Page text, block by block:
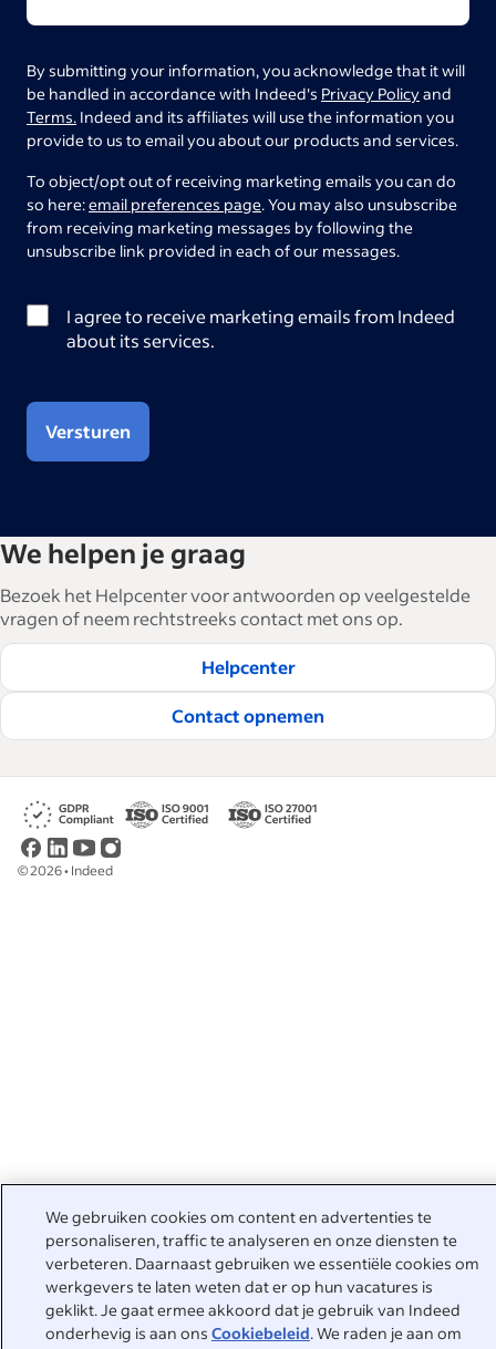
We gebruiken cookies om content en advertenties te
personaliseren, traffic te analyseren en onze diensten te
verbeteren. Daarnaast gebruiken we essentiële cookies om
werkgevers te laten weten dat er op hun vacatures is
geklikt. Je gaat ermee akkoord dat je gebruik van Indeed
onderhevig is aan ons Cookiebeleid. We raden je aan om
By submitting your information, you acknowledge that it will
be handled in accordance with Indeed's Privacy Policyand
Terms. Indeed and its affiliates will use the information you
provide to us to email you about our products and services.
To object/opt out of receiving marketing emails you can do
so here:email preferences page. You may also unsubscribe
from receiving marketing messages by following the
unsubscribe link provided in each of our messages.
I agree to receive marketing emails from Indeed
about its services.
Versturen
We helpen je graag
Bezoek het Helpcenter voor antwoorden op veelgestelde
vragen of neem rechtstreeks contact met ons op.
Helpcenter
Contact opnemen
©2026• Indeed